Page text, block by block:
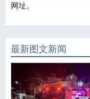
网址。
最新图文新闻